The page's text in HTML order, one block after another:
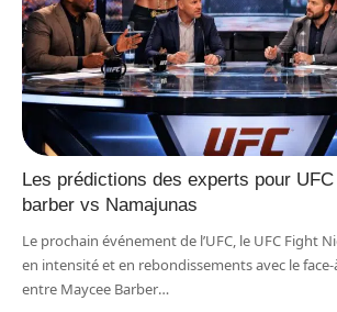
Les prédictions des experts pour
barber vs Namajunas
Le prochain événement de l’UFC, le UFC Fight
en intensité et en rebondissements avec le
entre Maycee Barber…